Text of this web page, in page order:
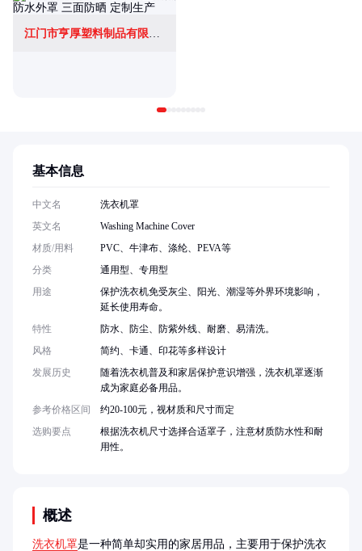
江门市亨厚塑料制品有限公司
概述
洗衣机罩是一种简单却实用的家居用品，主要用于保护洗衣
基本信息
中文名
洗衣机罩
英文名
Washing Machine Cover
材质/用料
PVC、牛津布、涤纶、PEVA等
分类
通用型、专用型
用途
保护洗衣机免受灰尘、阳光、潮湿等外界环境影响，
延长使用寿命。
特性
防水、防尘、防紫外线、耐磨、易清洗。
风格
简约、卡通、印花等多样设计
发展历史
随着洗衣机普及和家居保护意识增强，洗衣机罩逐渐
成为家庭必备用品。
参考价格区间
约20-100元，视材质和尺寸而定
选购要点
根据洗衣机尺寸选择合适罩子，注意材质防水性和耐
用性。